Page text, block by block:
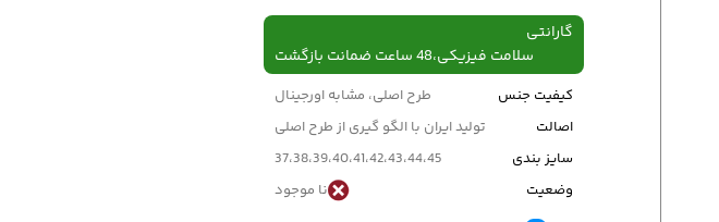
گارانتی
سلامت فیزیکی،48 ساعت ضمانت بازگشت
کیفیت جنس
طرح اصلی، مشابه اورجینال
اصالت
تولید ایران با الگو گیری از طرح اصلی
سایز بندی
37،38،39،40،41،42،43،44،45
وضعیت
نا موجود